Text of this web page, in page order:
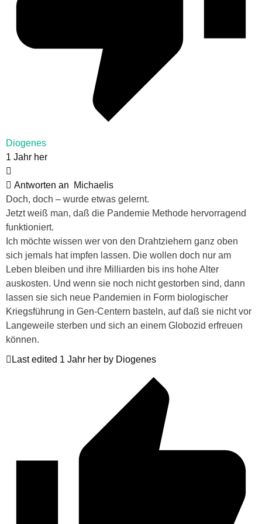
Diogenes
1 Jahr her
Antworten an
Michaelis
Doch, doch – wurde etwas gelernt.
Jetzt weiß man, daß die Pandemie Methode hervorragend
funktioniert.
Ich möchte wissen wer von den Drahtziehern ganz oben
sich jemals hat impfen lassen. Die wollen doch nur am
Leben bleiben und ihre Milliarden bis ins hohe Alter
auskosten. Und wenn sie noch nicht gestorben sind, dann
lassen sie sich neue Pandemien in Form biologischer
Kriegsführung in Gen-Centern basteln, auf daß sie nicht vor
Langeweile sterben und sich an einem Globozid erfreuen
können.
Last edited 1 Jahr her by Diogenes